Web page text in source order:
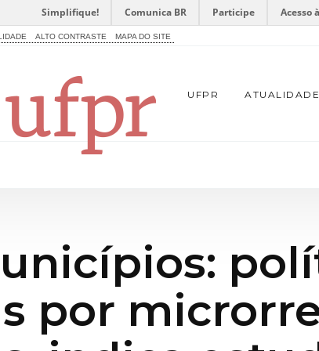
Simplifique! Comunica BR Participe Acesso
ALTO CONTRASTE MAPA DO SITE
UFPR
por